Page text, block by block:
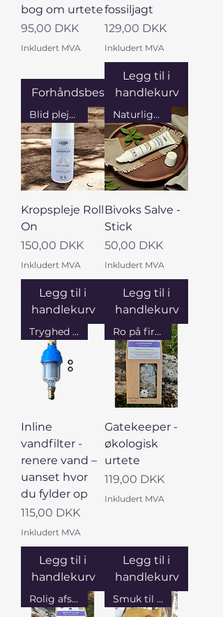
bog om urtete
Pris
95,00 DKK
Inkludert MVA
Forhåndsbestille
fossiljagt
Pris
129,00 DKK
Inkludert MVA
Legg til i
handlekurv
Blid pleje til kroppen
Kropspleje Roll
On
Pris
150,00 DKK
Inkludert MVA
Legg til i
handlekurv
Naturligt pleje i lommeformat
Bivoks Salve -
Stick
Pris
50,00 DKK
Inkludert MVA
Legg til i
handlekurv
Tryghed i hver dråbe
Inline
vandfilter -
renere vand –
uanset hvor
du fylder op
Pris
115,00 DKK
Inkludert MVA
Legg til i
handlekurv
Ro på fire hjul
Gatekeeper -
økologisk
urtete
Pris
119,00 DKK
Inkludert MVA
Legg til i
handlekurv
Rolig afslutning på måltidet Smuk til køkkenet